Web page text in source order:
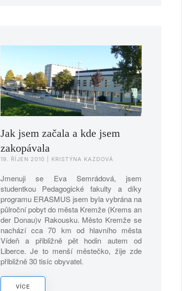
Jak jsem začala a kde jsem
zakopávala
19. ŘÍJEN 2010 | KRISTÝNA KAZDOVÁ
Jmenuji se Eva Semrádová, jsem
studentkou Pedagogické fakulty a díky
programu ERASMUS jsem byla vybrána na
půlroční pobyt do města Kremže (Krems an
der Donau)v Rakousku. Město Kremže se
nachází cca 70 km od hlavního města
Vídeň a přibližně pět hodin autem od
Liberce. Je to menší městečko, žije zde
přibližně 30 tisíc obyvatel.
VÍCE